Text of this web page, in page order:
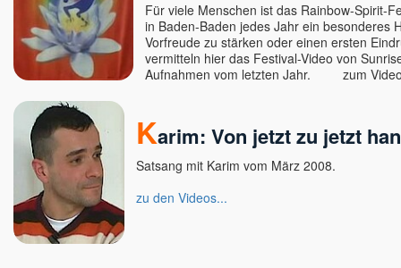
Für viele Menschen ist das Rainbow-Spirit-
in Baden-Baden jedes Jahr ein besonderes
Vorfreude zu stärken oder einen ersten
vermitteln hier das Festival-Video von
Aufnahmen vom letzten Jahr. zum
Karim: Von jetzt zu jetzt
Satsang mit Karim vom März 2008.
zu den Videos...